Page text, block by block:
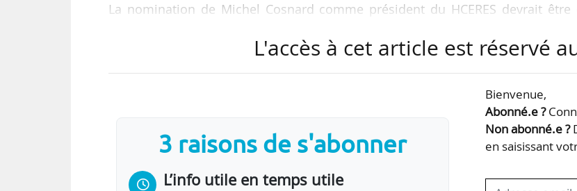
La nomination de Michel Cosnard comme président du HCERES devrait être
Consulter la fiche…
L'accès à cet article est réservé
3 raisons de s'abonner
L’info utile en temps utile
Bienvenue,
Abonné.e ?
Non abonné.e ?
en saisissant